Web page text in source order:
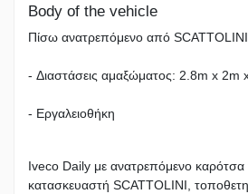
Body of the vehicle
Πίσω ανατρεπόμενο από
- Διαστάσεις αμαξώματος: 2.8m x 2m
- Εργαλειοθήκη
Iveco Daily με ανατρεπόμενο καρότσα
κατασκευαστή SCATTOLINI,